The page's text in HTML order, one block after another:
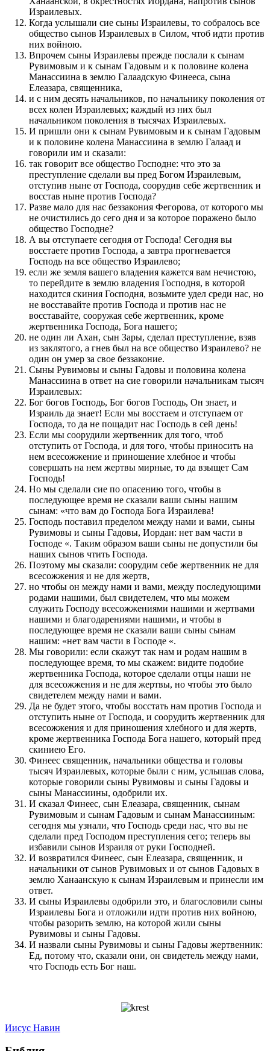
Израилевых.
Когда услышали сие сыны Израилевы, то собралось все
общество сынов Израилевых в Силом, чтоб идти против
них войною.
Впрочем сыны Израилевы прежде послали к сынам
Рувимовым и к сынам Гадовым и к половине колена
Манассиина в землю Галаадскую Финееса, сына
Елеазара, священника,
и с ним десять начальников, по начальнику поколения от
всех колен Израилевых; каждый из них был
начальником поколения в тысячах Израилевых.
И пришли они к сынам Рувимовым и к сынам Гадовым
и к половине колена Манассиина в землю Галаад и
говорили им и сказали:
так говорит все общество Господне: что это за
преступление сделали вы пред Богом Израилевым,
отступив ныне от Господа, соорудив себе жертвенник и
восстав ныне против Господа?
Разве мало для нас беззакония Фегорова, от которого мы
не очистились до сего дня и за которое поражено было
общество Господне?
А вы отступаете сегодня от Господа! Сегодня вы
восстаете против Господа, а завтра прогневается
Господь на все общество Израилево;
если же земля вашего владения кажется вам нечистою,
то перейдите в землю владения Господня, в которой
находится скиния Господня, возьмите удел среди нас, но
не восставайте против Господа и против нас не
восставайте, сооружая себе жертвенник, кроме
жертвенника Господа, Бога нашего;
не один ли Ахан, сын Зары, сделал преступление, взяв
из заклятого, а гнев был на все общество Израилево? не
один он умер за свое беззаконие.
Сыны Рувимовы и сыны Гадовы и половина колена
Манассиина в ответ на сие говорили начальникам тысяч
Израилевых:
Бог богов Господь, Бог богов Господь, Он знает, и
Израиль да знает! Если мы восстаем и отступаем от
Господа, то да не пощадит нас Господь в сей день!
Если мы соорудили жертвенник для того, чтоб
отступить от Господа, и для того, чтобы приносить на
нем всесожжение и приношение хлебное и чтобы
совершать на нем жертвы мирные, то да взыщет Сам
Господь!
Но мы сделали сие по опасению того, чтобы в
последующее время не сказали ваши сыны нашим
сынам: «что вам до Господа Бога Израилева!
Господь поставил пределом между нами и вами, сыны
Рувимовы и сыны Гадовы, Иордан: нет вам части в
Господе «. Таким образом ваши сыны не допустили бы
наших сынов чтить Господа.
Поэтому мы сказали: соорудим себе жертвенник не для
всесожжения и не для жертв,
но чтобы он между нами и вами, между последующими
родами нашими, был свидетелем, что мы можем
служить Господу всесожжениями нашими и жертвами
нашими и благодарениями нашими, и чтобы в
последующее время не сказали ваши сыны сынам
нашим: «нет вам части в Господе «.
Мы говорили: если скажут так нам и родам нашим в
последующее время, то мы скажем: видите подобие
жертвенника Господа, которое сделали отцы наши не
для всесожжения и не для жертвы, но чтобы это было
свидетелем между нами и вами.
Да не будет этого, чтобы восстать нам против Господа и
отступить ныне от Господа, и соорудить жертвенник для
всесожжения и для приношения хлебного и для жертв,
кроме жертвенника Господа Бога нашего, который пред
скиниею Его.
Финеес священник, начальники общества и головы
тысяч Израилевых, которые были с ним, услышав слова,
которые говорили сыны Рувимовы и сыны Гадовы и
сыны Манассиины, одобрили их.
И сказал Финеес, сын Елеазара, священник, сынам
Рувимовым и сынам Гадовым и сынам Манассииным:
сегодня мы узнали, что Господь среди нас, что вы не
сделали пред Господом преступления сего; теперь вы
избавили сынов Израиля от руки Господней.
И возвратился Финеес, сын Елеазара, священник, и
начальники от сынов Рувимовых и от сынов Гадовых в
землю Ханаанскую к сынам Израилевым и принесли им
ответ.
И сыны Израилевы одобрили это, и благословили сыны
Израилевы Бога и отложили идти против них войною,
чтобы разорить землю, на которой жили сыны
Рувимовы и сыны Гадовы.
И назвали сыны Рувимовы и сыны Гадовы жертвенник:
Ед, потому что, сказали они, он свидетель между нами,
что Господь есть Бог наш.
Иисус Навин